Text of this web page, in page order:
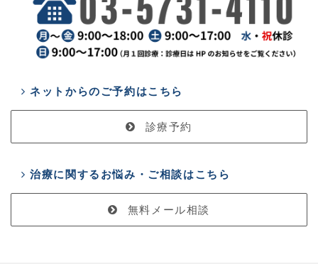
ネットからのご予約はこちら
診療予約
治療に関するお悩み・ご相談はこちら
無料メール相談